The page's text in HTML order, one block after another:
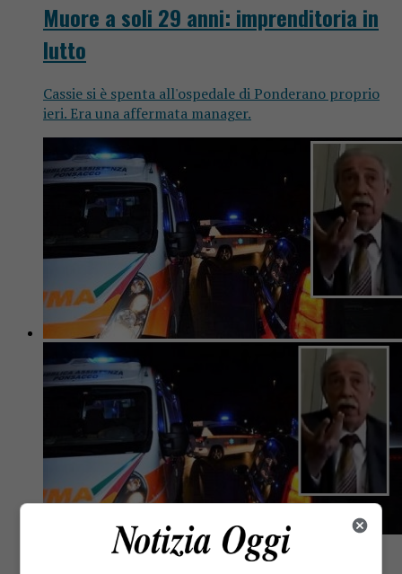
Muore a soli 29 anni: imprenditoria in
lutto
Cassie si è spenta all'ospedale di Ponderano proprio
ieri. Era una affermata manager.